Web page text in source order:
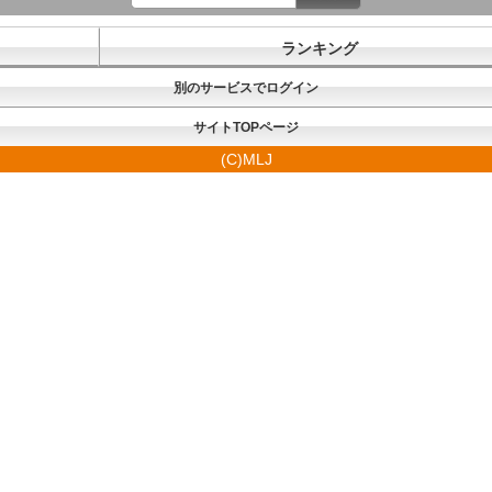
ランキング
別のサービスでログイン
サイトTOPページ
(C)MLJ